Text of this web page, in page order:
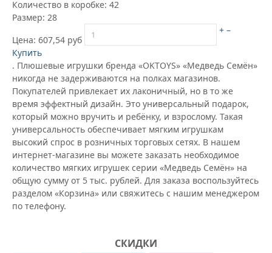
Количество в коробке: 42
Размер: 28
Цена: 607,54 руб
+ –
Купить
. Плюшевые игрушки бренда «OKTOYS» «Медведь Семён»
никогда не задерживаются на полках магазинов.
Покупателей привлекает их лаконичный, но в то же
время эффектный дизайн. Это универсальный подарок,
который можно вручить и ребёнку, и взрослому. Такая
универсальность обеспечивает мягким игрушкам
высокий спрос в розничных торговых сетях. В нашем
интернет-магазине вы можете заказать необходимое
количество мягких игрушек серии «Медведь Семён» на
общую сумму от 5 тыс. рублей. Для заказа воспользуйтесь
разделом «Корзина» или свяжитесь с нашим менеджером
по телефону.
СКИДКИ